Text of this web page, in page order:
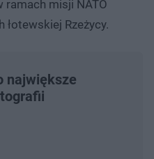
ramach misji NATO
łotewskiej Rzeżycy.
największe